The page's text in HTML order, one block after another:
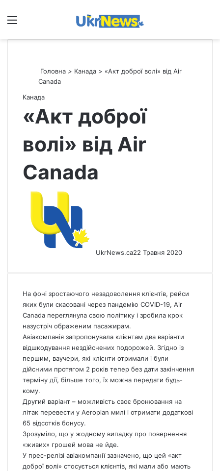
Меню
Головна > Канада > «Акт доброї волі» від Air
Canada
Канада
«Акт доброї
волі» від Air
Canada
UkrNews.ca22 Травня 2020
На фоні зростаючого незадоволення клієнтів, рейси
яких були скасовані через пандемію COVID-19, Air
Canada переглянула свою політику і зробила крок
назустріч ображеним пасажирам.
Авіакомпанія запропонувала клієнтам два варіанти
відшкодування нездійснених подорожей. Згідно із
першим, ваучери, які клієнти отримали і були
дійсними протягом 2 років тепер без дати закінчення
терміну дії, більше того, їх можна передати будь-
кому.
Другий варіант – можливість своє бронювання на
літак перевести у Aeroplan милі і отримати додаткові
65 відсотків бонусу.
Зрозуміло, що у жодному випадку про повернення
«живих» грошей мова не йде.
У прес-релізі авіакомпанії зазначено, що цей «акт
доброї волі» стосується клієнтів, які мали або мають